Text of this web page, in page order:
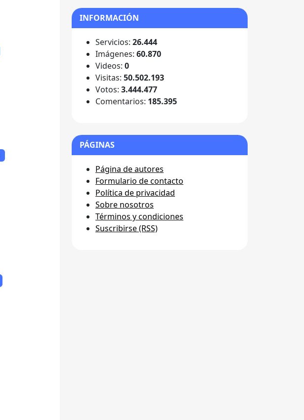
INFORMACIÓN
Servicios: 26.444
Imágenes: 60.870
Videos: 0
Visitas: 50.502.193
Votos: 3.444.477
Comentarios: 185.395
PÁGINAS
Página de autores
Formulario de contacto
Política de privacidad
Sobre nosotros
Términos y condiciones
Suscribirse (RSS)